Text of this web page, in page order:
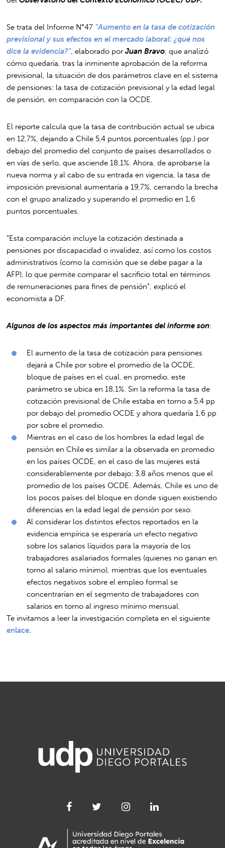
Se trata del Informe N°47 “Aumento en la tasa de cotización
previsional y sus efectos en el mercado laboral: ¿qué nos
dice la evidencia?”, elaborado porJuan Bravo , que analizó
cómo quedaría, tras la inminente aprobación de la reforma
previsional, la situación de dos parámetros clave en el sistema
de pensiones: la tasa de cotización previsional y la edad legal
de pensión, en comparación con la OCDE.
El reporte calcula que la tasa de contribución actual se ubica
en 12,7%, dejando a Chile 5,4 puntos porcentuales (pp.) por
debajo del promedio del conjunto de países desarrollados o
en vías de serlo, que asciende 18,1%. Ahora, de aprobarse la
nueva norma y al cabo de su entrada en vigencia, la tasa de
imposición previsional aumentaría a 19,7%, cerrando la brecha
con el grupo analizado y superando el promedio en 1,6
puntos porcentuales.
“Esta comparación incluye la cotización destinada a
pensiones por discapacidad o invalidez, así como los costos
administrativos (como la comisión que se debe pagar a la
AFP), lo que permite comparar el sacrificio total en términos
de remuneraciones para fines de pensión”, explicó el
economista a DF.
Algunos de los aspectos más importantes del informe son:
El aumento de la tasa de cotización para pensiones
dejará a Chile por sobre el promedio de la OCDE,
bloque de países en el cual, en promedio, este
parámetro se ubica en 18,1%. Sin la reforma la tasa de
cotización previsional de Chile estaba en torno a 5,4 pp
por debajo del promedio OCDE y ahora quedaría 1,6 pp
por sobre el promedio.
Mientras en el caso de los hombres la edad legal de
pensión en Chile es similar a la observada en promedio
en los países OCDE, en el caso de las mujeres está
considerablemente por debajo: 3,8 años menos que el
promedio de los países OCDE. Además, Chile es uno de
los pocos países del bloque en donde siguen existiendo
diferencias en la edad legal de pensión por sexo.
Al considerar los distintos efectos reportados en la
evidencia empírica se esperaría un efecto negativo
sobre los salarios líquidos para la mayoría de los
trabajadores asalariados formales (quienes no ganan en
torno al salario mínimo), mientras que los eventuales
efectos negativos sobre el empleo formal se
concentrarían en el segmento de trabajadores con
salarios en torno al ingreso mínimo mensual.
Te invitamos a leer la investigación completa en el siguiente
enlace.